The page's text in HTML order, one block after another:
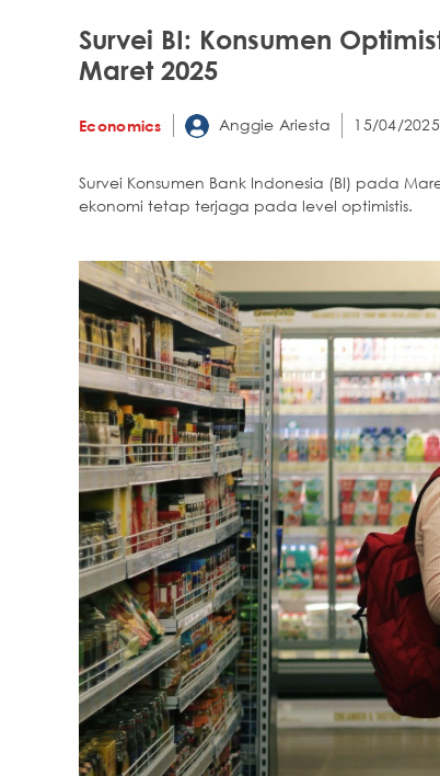
Survei BI: Konsumen
Maret 2025
Economics Anggie Ariesta 15/04/
Survei Konsumen Bank Indonesia (BI) pada
ekonomi tetap terjaga pada level optimistis.